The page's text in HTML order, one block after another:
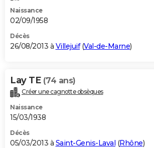
Naissance
02/09/1958
Décès
26/08/2013 à Villejuif(Val-de-Marne)
Lay TE (74 ans)
Créer une cagnotte obsèques
Naissance
15/03/1938
Décès
05/03/2013 à Saint-Genis-Laval (Rhône)